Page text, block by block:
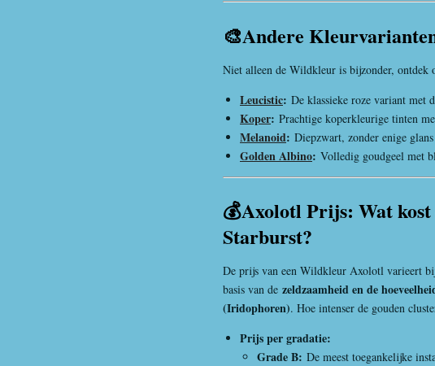
🎨Andere
Niet alleen de Wildkleur is bijzonder, ontdek
Leucistic: De klassieke roze variant met
Koper: Prachtige koperkleurige tinten
Melanoid: Diepzwart, zonder enige
Golden Albino: Volledig goudgeel met
💰Axolotl Prijs: Wat
Starburst?
De prijs van een Wildkleur Axolotl varieert
basis van de zeldzaamheid en de
(Iridophoren). Hoe intenser de gouden
Prijs per gradatie:
Grade B: De meest toegankelijke